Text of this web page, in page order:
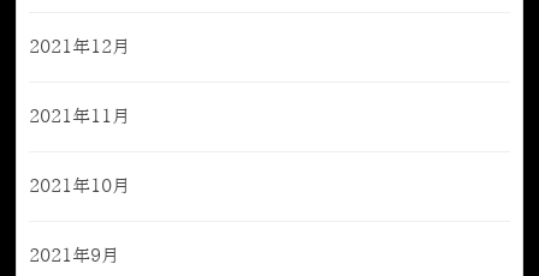
2021年12月
2021年11月
2021年10月
2021年9月